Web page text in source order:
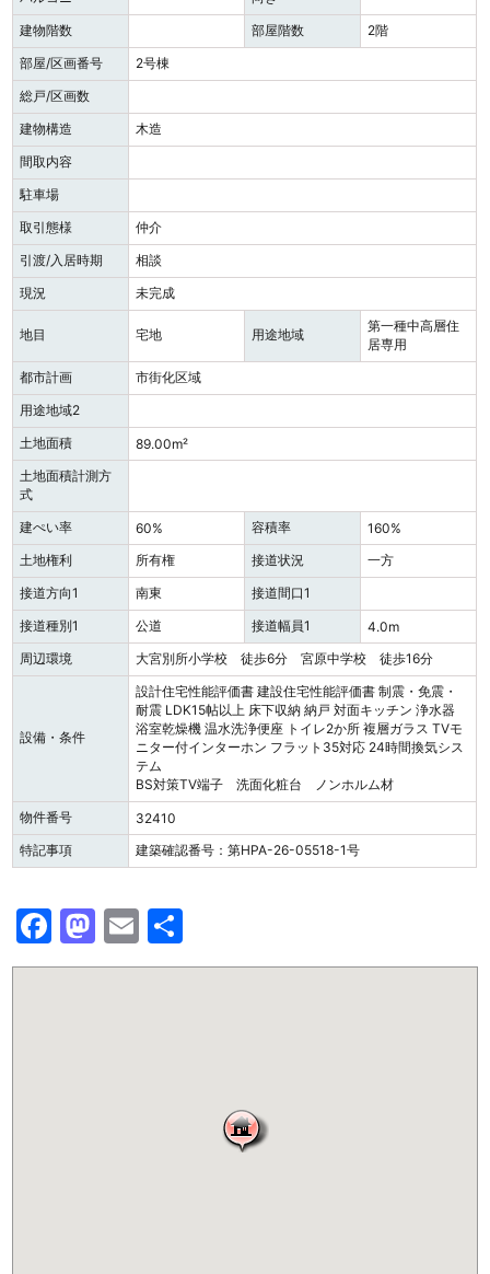
建物階数
部屋階数
2階
部屋/区画番号
2号棟
総戸/区画数
建物構造
木造
間取内容
駐車場
取引態様
仲介
引渡/入居時期
相談
現況
未完成
地目 宅地 用途地域
第一種中高層住
居専用
都市計画
市街化区域
用途地域2
土地面積
89.00m²
土地面積計測方
式
建ぺい率
60% 容積率
160%
土地権利
所有権 接道状況
一方
接道方向1
南東
接道間口1
接道種別1
公道 接道幅員1
4.0m
周辺環境
大宮別所小学校 徒歩6分 宮原中学校 徒歩16分
設備・条件
設計住宅性能評価書 建設住宅性能評価書 制震・免震・
耐震 LDK15帖以上 床下収納 納戸 対面キッチン 浄水器
浴室乾燥機 温水洗浄便座 トイレ2か所 複層ガラス TVモ
ニター付インターホン フラット35対応 24時間換気シス
テム
BS対策TV端子 洗面化粧台 ノンホルム材
物件番号
32410
特記事項
建築確認番号：第HPA-26-05518-1号
F
a
M
a
E
m 有